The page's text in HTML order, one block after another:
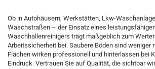
Ob in Autohäusern, Werkstätten, Lkw-
Waschstraßen – der Einsatz eines
Waschhallenreinigers trägt maßgeblich zum
Arbeitssicherheit bei. Saubere Böden sind weniger
Flächen wirken professionell und hinterlassen bei
Eindruck. Vertrauen Sie auf Qualität, die sichtbar